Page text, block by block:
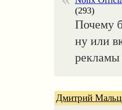
(293)
Почему
ну или
рекламы
Дмитрий